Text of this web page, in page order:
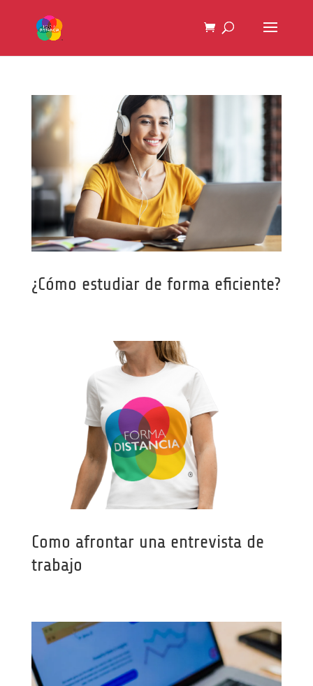
¿Cómo estudiar de forma eficiente?
Como afrontar una entrevista de
trabajo